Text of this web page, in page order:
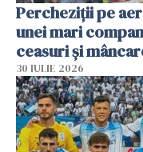
Percheziții pe
unei mari
ceasuri și
30 IULIE 2026